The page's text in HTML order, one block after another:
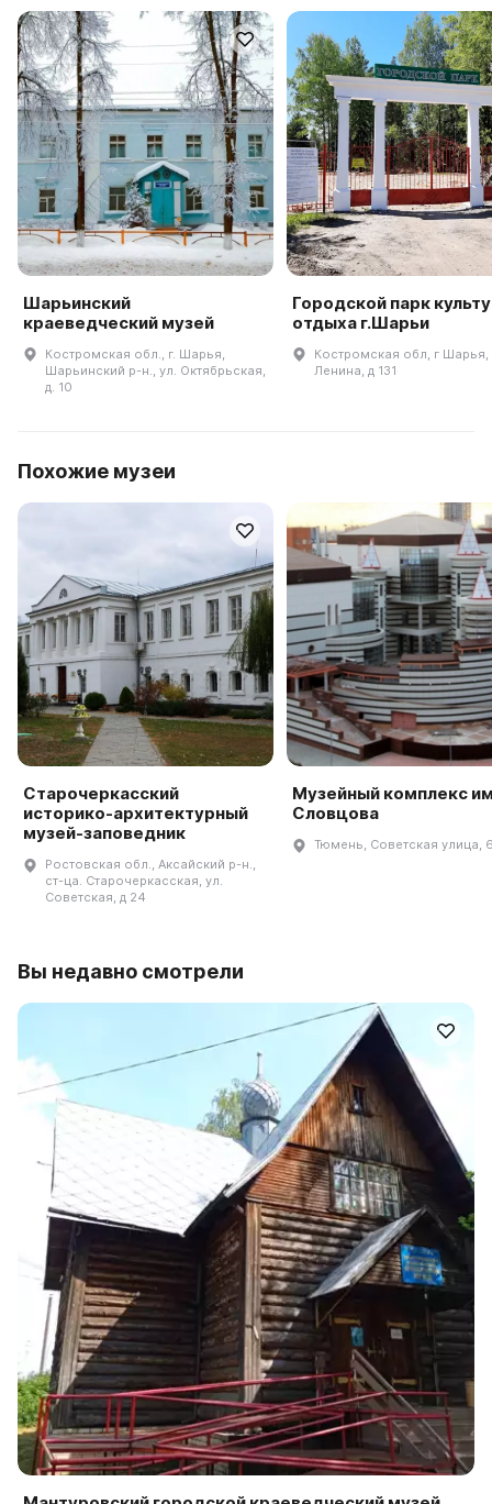
Шарьинский
краеведческий музей
Костромская обл., г. Шарья,
Шарьинский р-н., ул. Октябрьская,
д. 10
Городской парк
отдыха г.Шарьи
Костромская обл, г Шарья,
Ленина, д 131
Похожие музеи
Старочеркасский
историко-архитектурный
музей-заповедник
Ростовская обл., Аксайский р-н.,
ст-ца. Старочеркасская, ул.
Советская, д 24
Музейный комплекс
Словцова
Тюмень, Советская улица,
Вы недавно смотрели